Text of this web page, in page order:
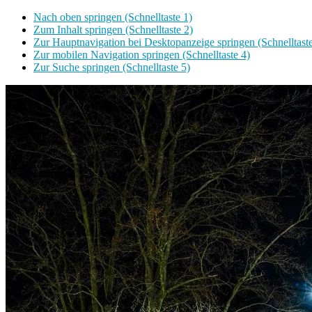
Nach oben springen (Schnelltaste 1)
Zum Inhalt springen (Schnelltaste 2)
Zur Hauptnavigation bei Desktopanzeige springen
Zur mobilen Navigation springen (Schnelltaste 4)
Zur Suche springen (Schnelltaste 5)